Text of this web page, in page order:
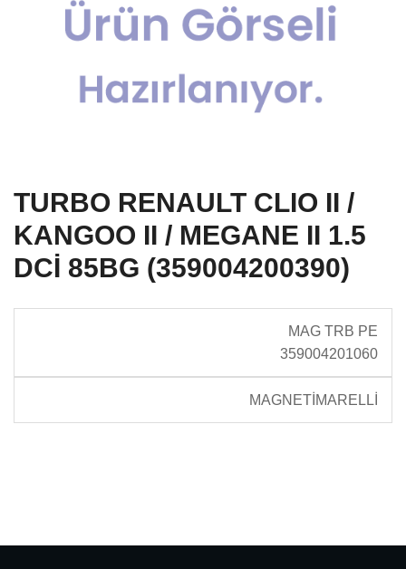
TURBO RENAULT CLIO II /
KANGOO II / MEGANE II 1.5
DCİ 85BG (359004200390)
MAG TRB PE
359004201060
MAGNETİMARELLİ